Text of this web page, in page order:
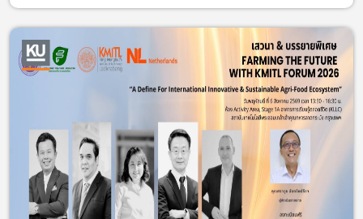
Id line : fourbrabra424
IG : @four_zapak